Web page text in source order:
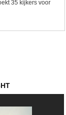
35 kijkers voor